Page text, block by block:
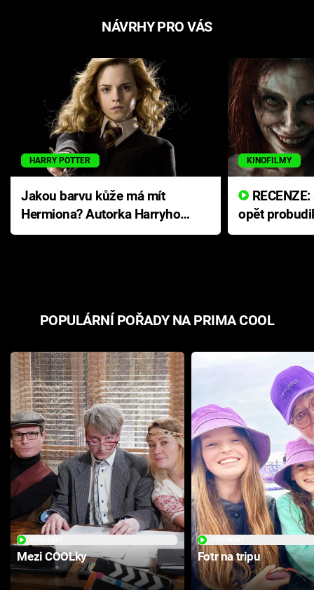
NÁVRHY PRO VÁS
HARRY POTTER
Jakou barvu kůže má mít
Hermiona? Autorka Harryho
Pottera přišla s ráznou
KINOFILMY
opět
přichází s
POPULÁRNÍ POŘADY NA PRIMA COOL
Mezi COOLky Fotr na tripu